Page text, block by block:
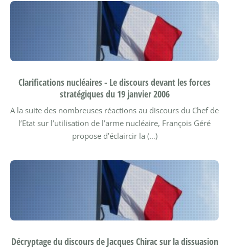
Clarifications nucléaires - Le discours devant les forces
stratégiques du 19 janvier 2006
A la suite des nombreuses réactions au discours du Chef de
l’Etat sur l’utilisation de l’arme nucléaire, François Géré
propose d’éclaircir la (…)
Décryptage du discours de Jacques Chirac sur la dissuasion